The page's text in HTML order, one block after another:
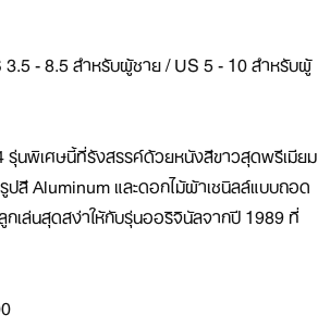
3.5 - 8.5 สำหรับผู้ชาย / US 5 - 10 สำหรับผู้
รุ่นพิเศษนี้ที่รังสรรค์ด้วยหนังสีขาวสุดพรีเมียม
สี Aluminum และดอกไม้ผ้าเชนิลล์แบบถอด
กเล่นสุดสง่าให้กับรุ่นออริจินัลจากปี 1989 ที่